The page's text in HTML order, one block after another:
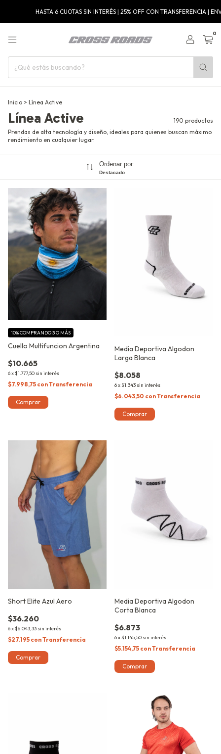
6 CUOTAS SIN INTERÉS | 25% OFF CON TRANSFERENCIA | ENVÍOS GRATIS
0
Inicio > Línea Active
Línea Active
190 productos
Prendas de alta tecnología y diseño, ideales para quienes buscan máximo
rendimiento en cualquier lugar.
Ordenar por:
Destacado
Cuello Multifuncion Argentina
$10.665
6x $1.777,50 sin interés
10%COMPRANDO 3 O MÁS
$7.998,75 conTransferencia
Comprar
Media Deportiva Algodon
Larga Blanca
$8.058
6x $1.343 sin interés
$6.043,50 conTransferencia
Comprar
Short Elite Azul Aero
$36.260
6x $6.043,33 sin interés
$27.195 conTransferencia
Comprar
Media Deportiva Algodon
Corta Blanca
$6.873
6x $1.145,50 sin interés
$5.154,75 conTransferencia
Comprar